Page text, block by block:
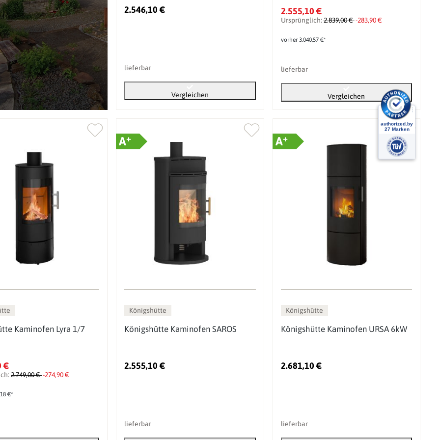
2.546,10 €
lieferbar
Vergleichen
2.555,10 €
Ursprünglich:2.839,00 €-283,90 €
vorher 3.040,57 €*
lieferbar
Vergleichen
Kaminofen Lyra 1/7
€
2.749,00 €-274,90 €
€*
A+
Königshütte
Königshütte Kaminofen SAROS
2.555,10 €
lieferbar
A+
Königshütte
Königshütte Kaminofen URSA 6kW
2.681,10 €
lieferbar